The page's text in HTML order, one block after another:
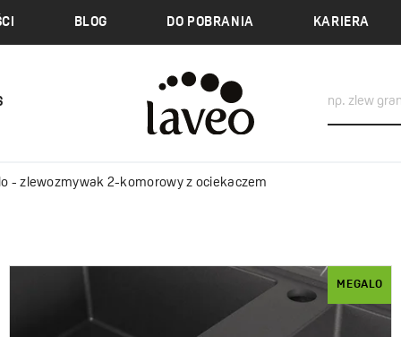
BLOG DO POBRANIA KARIERA
- zlewozmywak 2-komorowy z ociekaczem
MEGALO